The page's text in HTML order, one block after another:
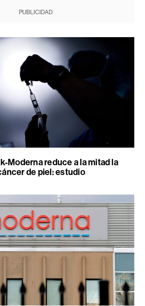
PUBLICIDAD
Moderna reduce a la mitad la
de piel: estudio